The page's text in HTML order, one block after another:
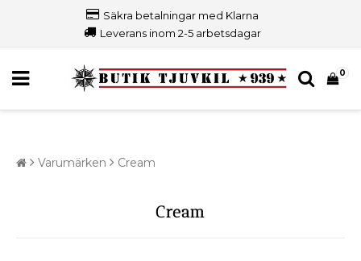
Säkra betalningar med Klarna
Leverans inom 2-5 arbetsdagar
0
Varumärken Cream
Cream